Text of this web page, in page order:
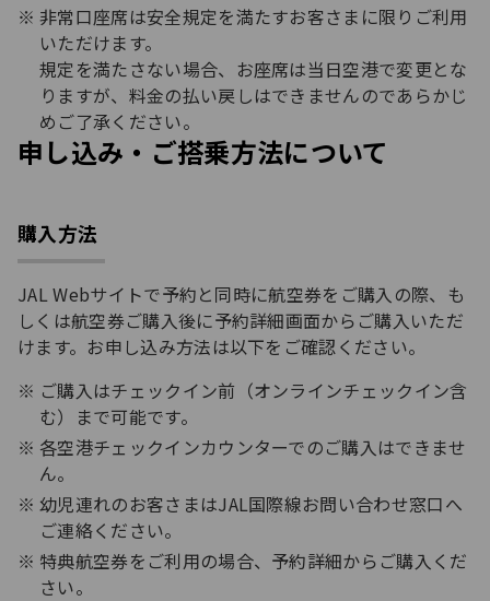
非常口座席は安全規定を満たすお客さまに限りご利用
いただけます。
規定を満たさない場合、お座席は当日空港で変更とな
りますが、料金の払い戻しはできませんのであらかじ
めご了承ください。
申し込み・ご搭乗方法について
購入方法
JAL Webサイトで予約と同時に航空券をご購入の際、も
しくは航空券ご購入後に予約詳細画面からご購入いただ
けます。お申し込み方法は以下をご確認ください。
ご購入はチェックイン前（オンラインチェックイン含
む）まで可能です。
各空港チェックインカウンターでのご購入はできませ
ん。
幼児連れのお客さまはJAL国際線お問い合わせ窓口へ
ご連絡ください。
特典航空券をご利用の場合、予約詳細からご購入くだ
さい。